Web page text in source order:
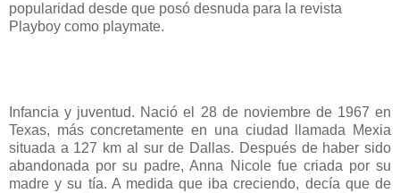
popularidad desde que posó desnuda para la revista
Playboy como playmate.
Infancia y juventud. Nació el 28 de noviembre de 1967 en
Texas, más concretamente en una ciudad llamada Mexia
situada a 127 km al sur de Dallas. Después de haber sido
abandonada por su padre, Anna Nicole fue criada por su
madre y su tía. A medida que iba creciendo, decía que de